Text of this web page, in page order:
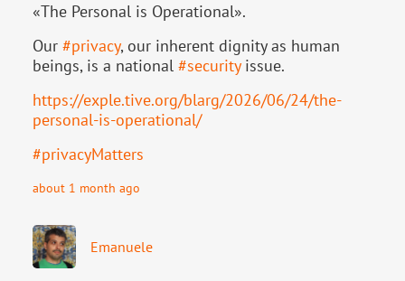
«The Personal is Operational».
Our #privacy, our inherent dignity as human
beings, is a national #securityissue.
https://exple.tive.org/blarg/2026/06/24/the-
personal-is-operational/
#privacyMatters
about 1 month ago
Emanuele